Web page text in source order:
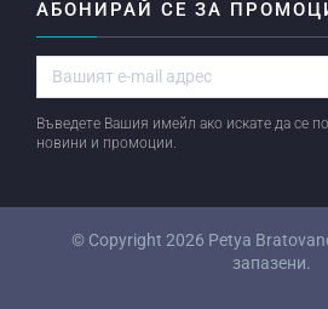
АБОНИРАЙ СЕ ЗА
Въведете Вашия имейл ако искате да се
новини и промоции.
© Copyright 2026 Petya
запазени.